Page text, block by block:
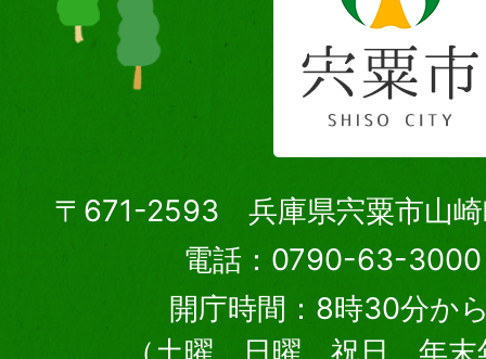
〒671-2593 兵庫県宍粟市山崎
電話：0790-63-3000
開庁時間：8時30分か
（土曜、日曜、祝日、年